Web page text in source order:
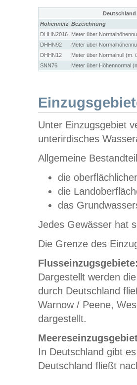
Höhennetz Bezeichnung
DHHN2016
Meter über
DHHN92
Meter über
DHHN12
Meter über Normalnull (m.
SNN76
Meter über Höhennormal
Unter Einzugsgebiet
unterirdisches
Allgemeine
die
die
das
Jedes Gewässer hat
Die Grenze des
Dargestellt werden
durch Deutschland
Warnow / Peene,
dargestellt.
In Deutschland gibt
Deutschland fließt